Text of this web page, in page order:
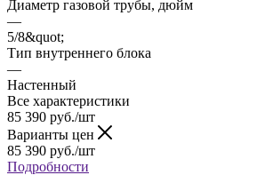
Диаметр газовой трубы, дюйм
—
5/8&quot;
Тип внутреннего блока
—
Настенный
Все характеристики
85 390 руб./шт
Варианты цен
85 390 руб./шт
Подробности